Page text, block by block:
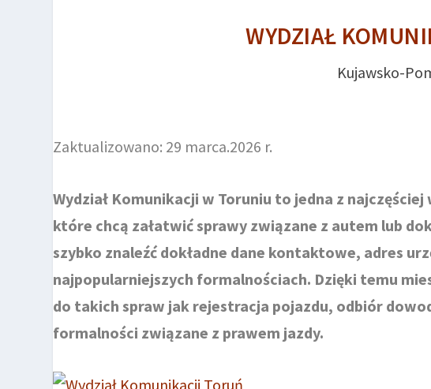
WYDZIAŁ
Kujawsko-
Zaktualizowano: 29 marca.2026 r.
Wydział Komunikacji w Toruniu to jedna z
które chcą załatwić sprawy związane z autem lub
szybko znaleźć dokładne dane kontaktowe, adres
najpopularniejszych formalnościach. Dzięki temu
do takich spraw jak rejestracja pojazdu, odbiór
formalności związane z prawem jazdy.